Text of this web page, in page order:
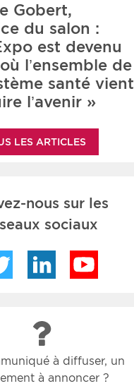
Gobert,
du salon :
est devenu
l’ensemble de
santé vient
l’avenir »
LES ARTICLES
nous sur les
sociaux
Twitter LinkedIn
à diffuser, un
à annoncer ?